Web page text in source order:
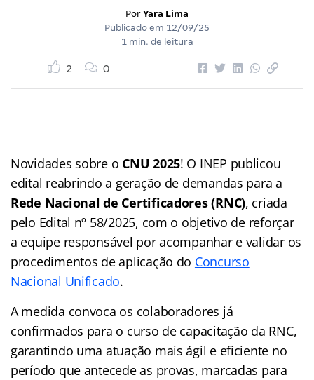
Por Yara Lima
Publicado em 12/09/25
1 min. de leitura
2 0
Novidades sobre o CNU 2025! O INEP publicou
edital reabrindo a geração de demandas para a
Rede Nacional de Certificadores (RNC), criada
pelo Edital nº 58/2025, com o objetivo de reforçar
a equipe responsável por acompanhar e validar os
procedimentos de aplicação do Concurso
Nacional Unificado.
A medida convoca os colaboradores já
confirmados para o curso de capacitação da RNC,
garantindo uma atuação mais ágil e eficiente no
período que antecede as provas, marcadas para